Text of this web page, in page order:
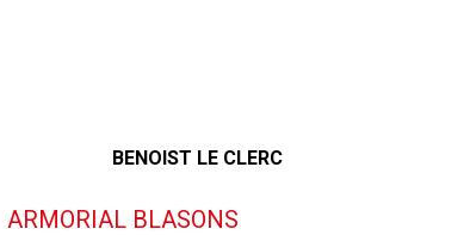
BENOIST LE CLERC
ARMORIAL BLASONS